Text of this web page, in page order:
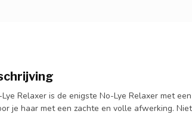
Relaxer is de enigste No-Lye Relaxer met
je haar met een zachte en volle afwerking.